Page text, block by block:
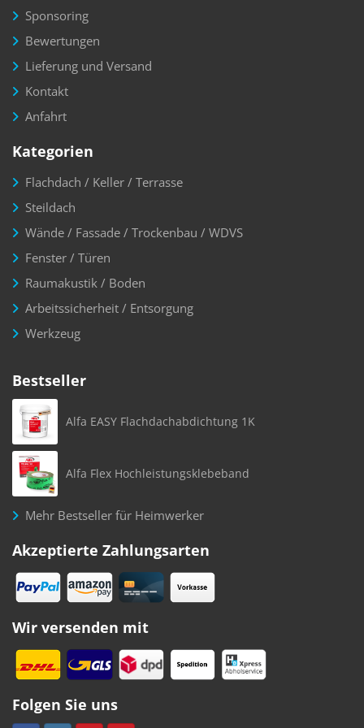
Sponsoring
Bewertungen
Lieferung und Versand
Kontakt
Anfahrt
Kategorien
Flachdach / Keller / Terrasse
Steildach
Wände / Fassade / Trockenbau / WDVS
Fenster / Türen
Raumakustik / Boden
Arbeitssicherheit / Entsorgung
Werkzeug
Bestseller
Alfa EASY Flachdachabdichtung 1K
Alfa Flex Hochleistungsklebeband
Mehr Bestseller für Heimwerker
Akzeptierte Zahlungsarten
Wir versenden mit
Folgen Sie uns